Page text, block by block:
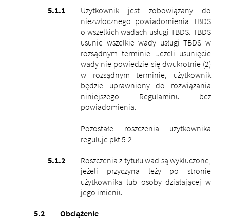
Użytkownik jest zobowiązany do
niezwłocznego powiadomienia TBDS
o wszelkich wadach usługi TBDS. TBDS
usunie wszelkie wady usługi TBDS w
rozsądnym terminie. Jeżeli usunięcie
wady nie powiedzie się dwukrotnie (2)
w rozsądnym terminie, użytkownik
będzie uprawniony do rozwiązania
niniejszego Regulaminu bez
powiadomienia.
Pozostałe roszczenia użytkownika
reguluje pkt 5.2.
Roszczenia z tytułu wad są wykluczone,
jeżeli przyczyna leży po stronie
użytkownika lub osoby działającej w
jego imieniu.
Obciążenie